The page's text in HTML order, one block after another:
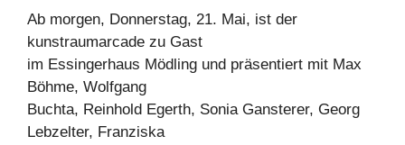
Ab morgen, Donnerstag, 21. Mai, ist der
kunstraumarcade zu Gast
im Essingerhaus Mödling und präsentiert mit Max
Böhme, Wolfgang
Buchta, Reinhold Egerth, Sonia Gansterer, Georg
Lebzelter, Franziska